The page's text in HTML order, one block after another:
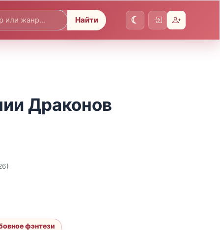
Найти
Драконов
фэнтези